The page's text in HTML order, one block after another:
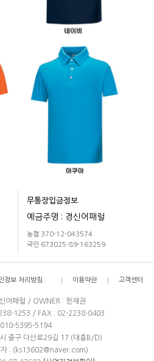
무통장입금정보
예금주명 : 경신어패럴
농협 370-12-043574
국민 673025-89-163259
정보 처리방침 이용약관 고객센터
어패럴 / OWNER : 한재권
1253 / FAX : 02-2238-0403
5395-5194
중구 다산로29길 17 (대흥B/D)
자 : (ks13602@naver.com)